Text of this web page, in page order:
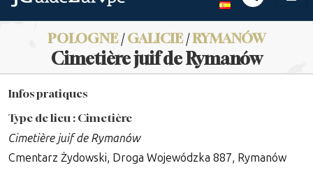
POLOGNE/GALICIE/RYMANÓW
Cimetière juif de Rymanów
Infos pratiques
Type de lieu : Cimetière
Cimetière juif de Rymanów
Cmentarz Żydowski, Droga Wojewódzka 887, Rymanów